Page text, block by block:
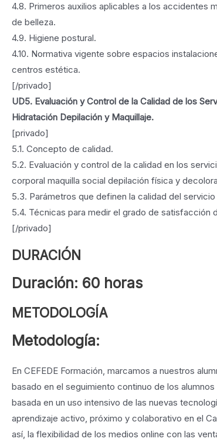
4.8. Primeros auxilios aplicables a los accidentes
de belleza.
4.9. Higiene postural.
4.10. Normativa vigente sobre espacios
centros estética.
[/privado]
UD5. Evaluación y Control de la Calidad de los
Hidratación Depilación y Maquillaje.
[privado]
5.1. Concepto de calidad.
5.2. Evaluación y control de la calidad en los
corporal maquilla social depilación física y
5.3. Parámetros que definen la calidad del
5.4. Técnicas para medir el grado de satisfacción
[/privado]
DURACIÓN
Duración: 60 horas
METODOLOGÍA
Metodología:
En CEFEDE Formación, marcamos a nuestros
basado en el seguimiento continuo de los
basada en un uso intensivo de las nuevas
aprendizaje activo, próximo y colaborativo en el
así, la flexibilidad de los medios online con las